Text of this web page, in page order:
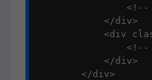
<!--
            </div>
<div
<!--
            </div>
        </div>